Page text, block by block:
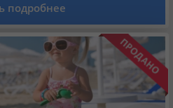
подробнее